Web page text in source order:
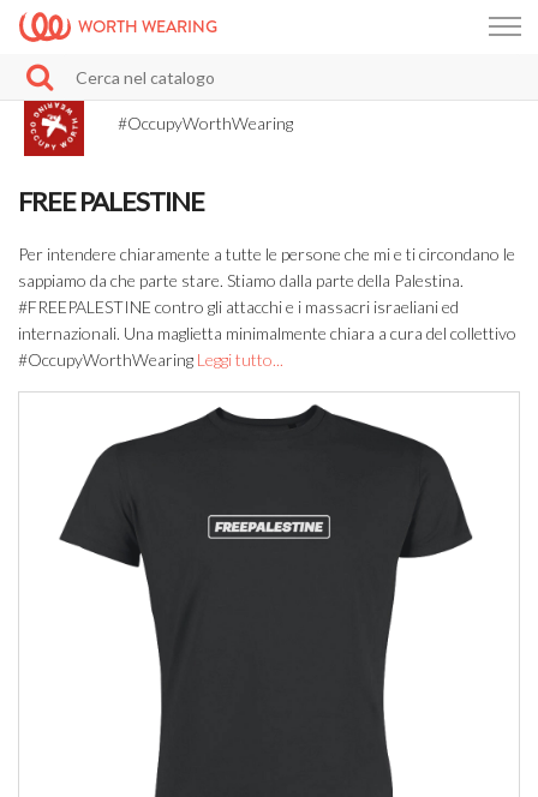
WORTH WEARING
#OccupyWorthWearing
FREE PALESTINE
Per intendere chiaramente a tutte le persone che mi e ti circondano le
sappiamo da che parte stare. Stiamo dalla parte della Palestina.
#FREEPALESTINE contro gli attacchi e i massacri israeliani ed
internazionali. Una maglietta minimalmente chiara a cura del collettivo
#OccupyWorthWearing Leggi tutto...